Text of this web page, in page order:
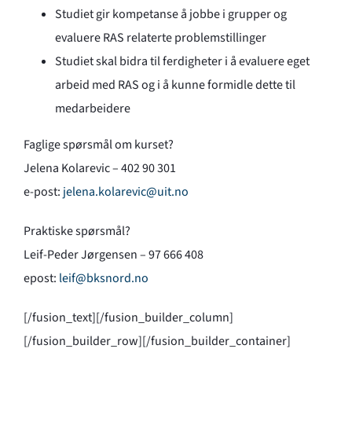
Studiet gir kompetanse å jobbe i grupper og
evaluere RAS relaterte problemstillinger
Studiet skal bidra til ferdigheter i å evaluere eget
arbeid med RAS og i å kunne formidle dette til
medarbeidere
Faglige spørsmål om kurset?
Jelena Kolarevic – 402 90 301
e-post: jelena.kolarevic@uit.no
Praktiske spørsmål?
Leif-Peder Jørgensen – 97 666 408
epost: leif@bksnord.no
[/fusion_text][/fusion_builder_column]
[/fusion_builder_row][/fusion_builder_container]